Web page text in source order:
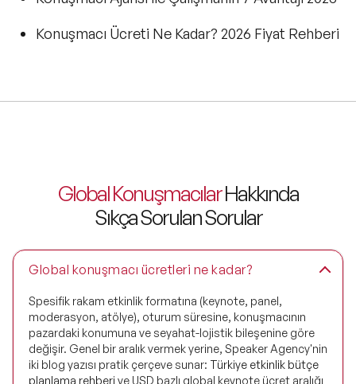
Konuşmacı Ücreti Ne Kadar? 2026 Fiyat Rehberi
Global KonuşmacılarHakkında
Sıkça Sorulan Sorular
Global konuşmacı ücretleri ne kadar?
Spesifik rakam etkinlik formatına (keynote, panel,
moderasyon, atölye), oturum süresine, konuşmacının
pazardaki konumuna ve seyahat-lojistik bileşenine göre
değişir. Genel bir aralık vermek yerine, Speaker Agency'nin
iki blog yazısı pratik çerçeve sunar: Türkiye etkinlik bütçe
planlama rehberi ve USD bazlı global keynote ücret aralığı